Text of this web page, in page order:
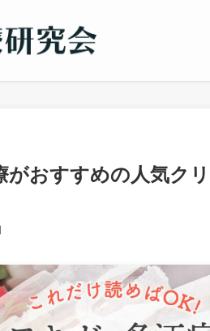
おすすめの人気ク